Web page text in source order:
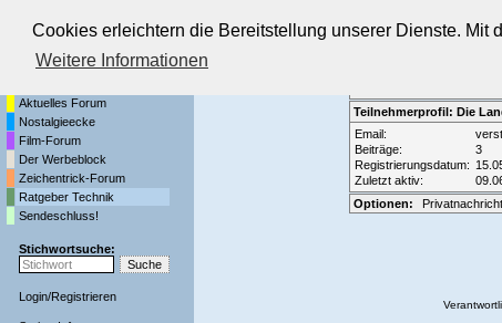
Cookies erleichtern die Bereitstellung unserer Dienste. Mit
Weitere Informationen
Die Fernseh-Diskussionsforen von
Aktuelles Forum
Nostalgieecke
Film-Forum
Der Werbeblock
Zeichentrick-Forum
Ratgeber Technik
Sendeschluss!
Stichwortsuche:
Login/Registrieren
Teilnehmerprofil: Die
Email:
Beiträge:
3
Registrierungsdatum:
Zuletzt aktiv:
Optionen: